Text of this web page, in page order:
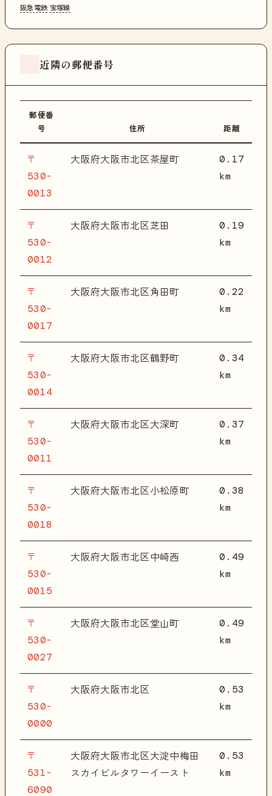
阪急電鉄 宝塚線
近隣の郵便番号
郵便番
号
住所 距離
〒
530-
0013
大阪府大阪市北区茶屋町
0.17
km
〒
530-
0012
大阪府大阪市北区芝田
0.19
km
〒
530-
0017
大阪府大阪市北区角田町
0.22
km
〒
530-
0014
大阪府大阪市北区鶴野町
0.34
km
〒
530-
0011
大阪府大阪市北区大深町
0.37
km
〒
530-
0018
大阪府大阪市北区小松原町
0.38
km
〒
530-
0015
大阪府大阪市北区中崎西
0.49
km
〒
530-
0027
大阪府大阪市北区堂山町
0.49
km
〒
530-
0000
大阪府大阪市北区
0.53
km
〒
531-
6090
大阪府大阪市北区大淀中梅田
スカイビルタワーイースト
0.53
km